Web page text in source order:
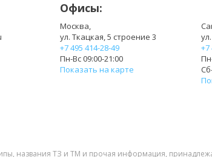
Офисы:
Москва,
ул. Ткацкая, 5 строение 3
+7 495 414-28-49
Пн-Вс 09:00-21:00
Показать на карте
+7
названия ТЗ и ТМ и прочая информация,